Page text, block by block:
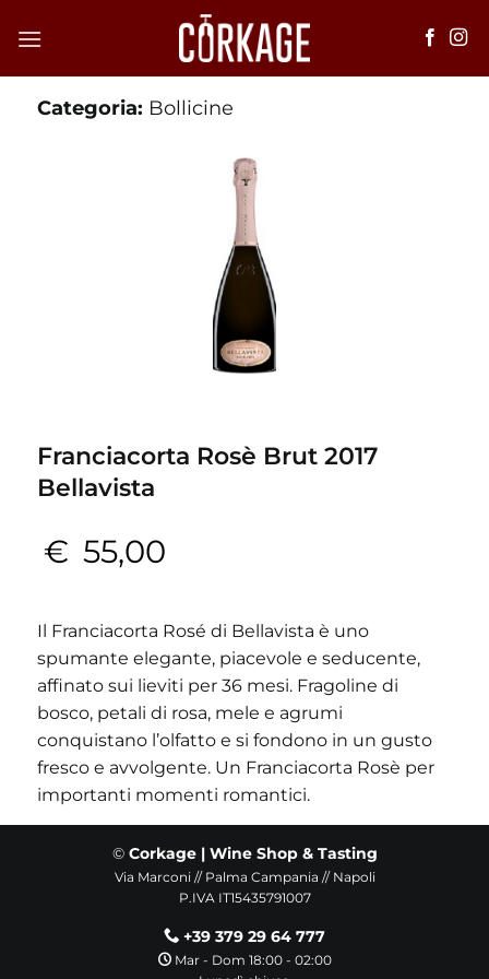
Categoria: Bollicine
Franciacorta Rosè Brut 2017
Bellavista
€ 55,00
Il Franciacorta Rosé di Bellavista è uno
spumante elegante, piacevole e seducente,
affinato sui lieviti per 36 mesi. Fragoline di
bosco, petali di rosa, mele e agrumi
conquistano l’olfatto e si fondono in un gusto
fresco e avvolgente. Un Franciacorta Rosè per
importanti momenti romantici.
© Corkage | Wine Shop & Tasting
Via Marconi // Palma Campania // Napoli
P.IVA IT15435791007
+39 379 29 64 777
Mar - Dom 18:00 - 02:00